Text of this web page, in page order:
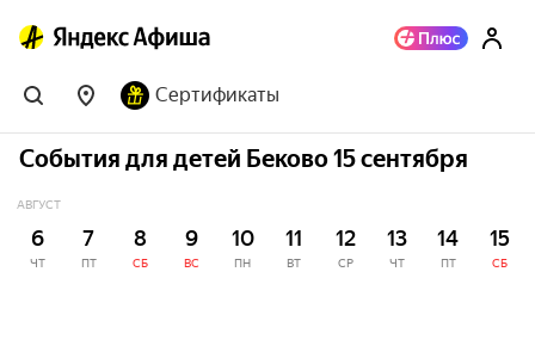
Сертификаты
События для детей Беково 15 сентября
АВГУСТ
6
ЧТ
7
ПТ
8
СБ
9
ВС
10
ПН
11
ВТ
12
СР
13
ЧТ
14
ПТ
15
СБ